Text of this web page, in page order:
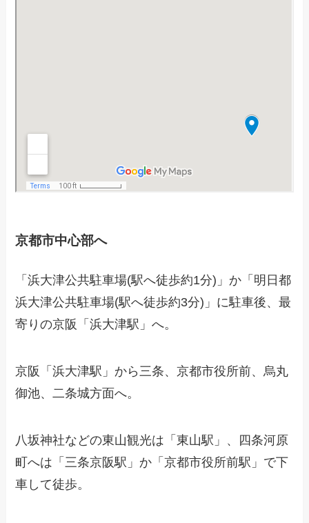
京都市中心部へ
「浜大津公共駐車場(駅へ徒歩約1分)」か「明日都
浜大津公共駐車場(駅へ徒歩約3分)」に駐車後、最
寄りの京阪「浜大津駅」へ。
京阪「浜大津駅」から三条、京都市役所前、烏丸
御池、二条城方面へ。
八坂神社などの東山観光は「東山駅」、四条河原
町へは「三条京阪駅」か「京都市役所前駅」で下
車して徒歩。